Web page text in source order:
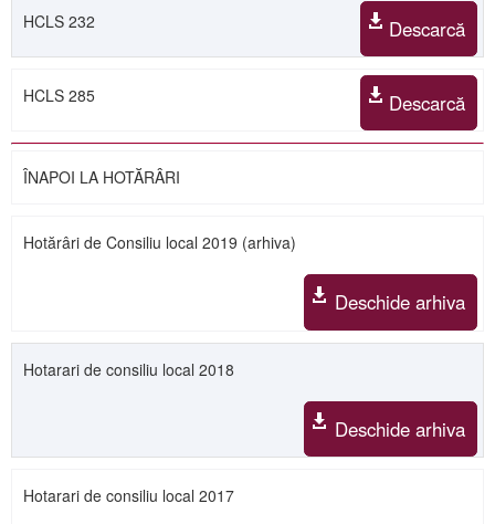
HCLS 232 Descarcă
HCLS 285 Descarcă
ÎNAPOI LA HOTĂRÂRI
Hotărâri de Consiliu local 2019 (arhiva)
Deschide arhiva
Hotarari de consiliu local 2018
Deschide arhiva
Hotarari de consiliu local 2017